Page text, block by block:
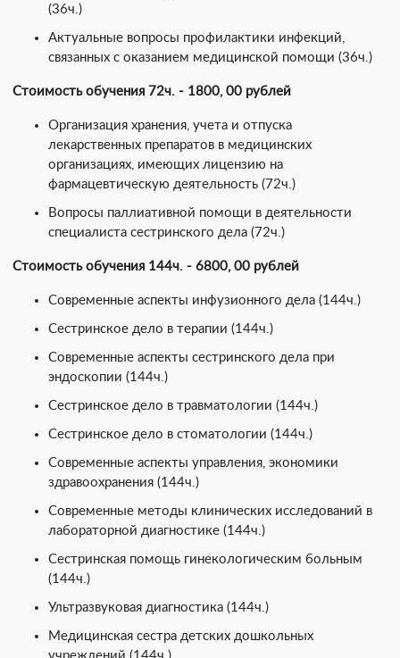
(36ч.)
Актуальные вопросы профилактики инфекций,
связанных с оказанием медицинской помощи (36ч.)
Стоимость обучения 72ч. - 1800, 00 рублей
Организация хранения, учета и отпуска
лекарственных препаратов в медицинских
организациях, имеющих лицензию на
фармацевтическую деятельность (72ч.)
Вопросы паллиативной помощи в деятельности
специалиста сестринского дела (72ч.)
Стоимость обучения 144ч. - 6800, 00 рублей
Современные аспекты инфузионного дела (144ч.)
Сестринское дело в терапии (144ч.)
Современные аспекты сестринского дела при
эндоскопии (144ч.)
Сестринское дело в травматологии (144ч.)
Сестринское дело в стоматологии (144ч.)
Современные аспекты управления, экономики
здравоохранения (144ч.)
Современные методы клинических исследований в
лабораторной диагностике (144ч.)
Сестринская помощь гинекологическим больным
(144ч.)
Ультразвуковая диагностика (144ч.)
Медицинская сестра детских дошкольных